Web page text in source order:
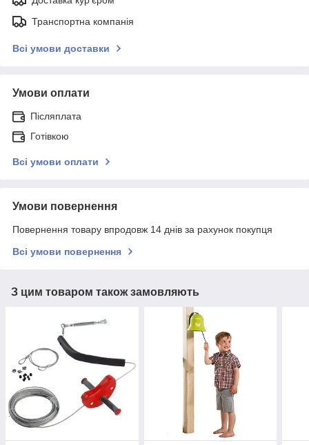
Транспортна компанія
Всі умови доставки
Умови оплати
Післяплата
Готівкою
Всі умови оплати
Умови повернення
Повернення товару впродовж 14 днів за рахунок покупця
Всі умови повернення
З цим товаром також замовляють